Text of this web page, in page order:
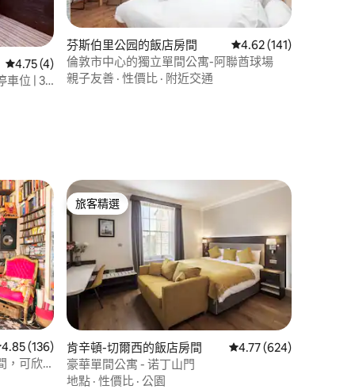
）
從 4 則評價中獲得 4.75 的平均評分（滿分 5 分）
4.75 (4)
車位 | 3
芬斯伯里公园的飯店房間 從 141 則評價中獲得
4.62 (141)
倫敦市中心的獨立單間公寓-阿聯酋球場
親子友善 · 性價比 · 附近交通
）
136 則評價中獲得 4.85 的平均評分（滿分 5 分）
4.85 (136)
，可欣
旅客精選
旅客精選
肯辛頓-切爾西的飯店房間 從 624 則評價中獲得
4.77 (624)
豪華單間公寓 - 诺丁山門
地點 · 性價比 · 公園